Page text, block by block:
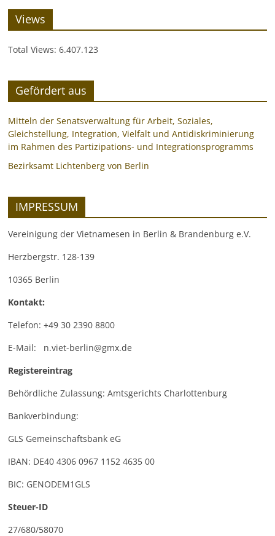
Views
Total Views:6.407.123
Gefördert aus
Mitteln der Senatsverwaltung für Arbeit, Soziales,
Gleichstellung, Integration, Vielfalt und Antidiskriminierung
im Rahmen des Partizipations- und Integrationsprogramms
Bezirksamt Lichtenberg von Berlin
IMPRESSUM
Vereinigung der Vietnamesen in Berlin & Brandenburg e.V.
Herzbergstr. 128-139
10365 Berlin
Kontakt:
Telefon: +49 30 2390 8800
E-Mail: n.viet-berlin@gmx.de
Registereintrag
Behördliche Zulassung: Amtsgerichts Charlottenburg
Bankverbindung:
GLS Gemeinschaftsbank eG
IBAN: DE40 4306 0967 1152 4635 00
BIC: GENODEM1GLS
Steuer-ID
27/680/58070